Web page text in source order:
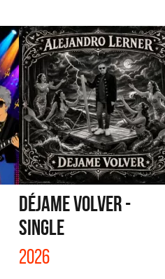
DÉJAME VOLVER -
SINGLE
2026